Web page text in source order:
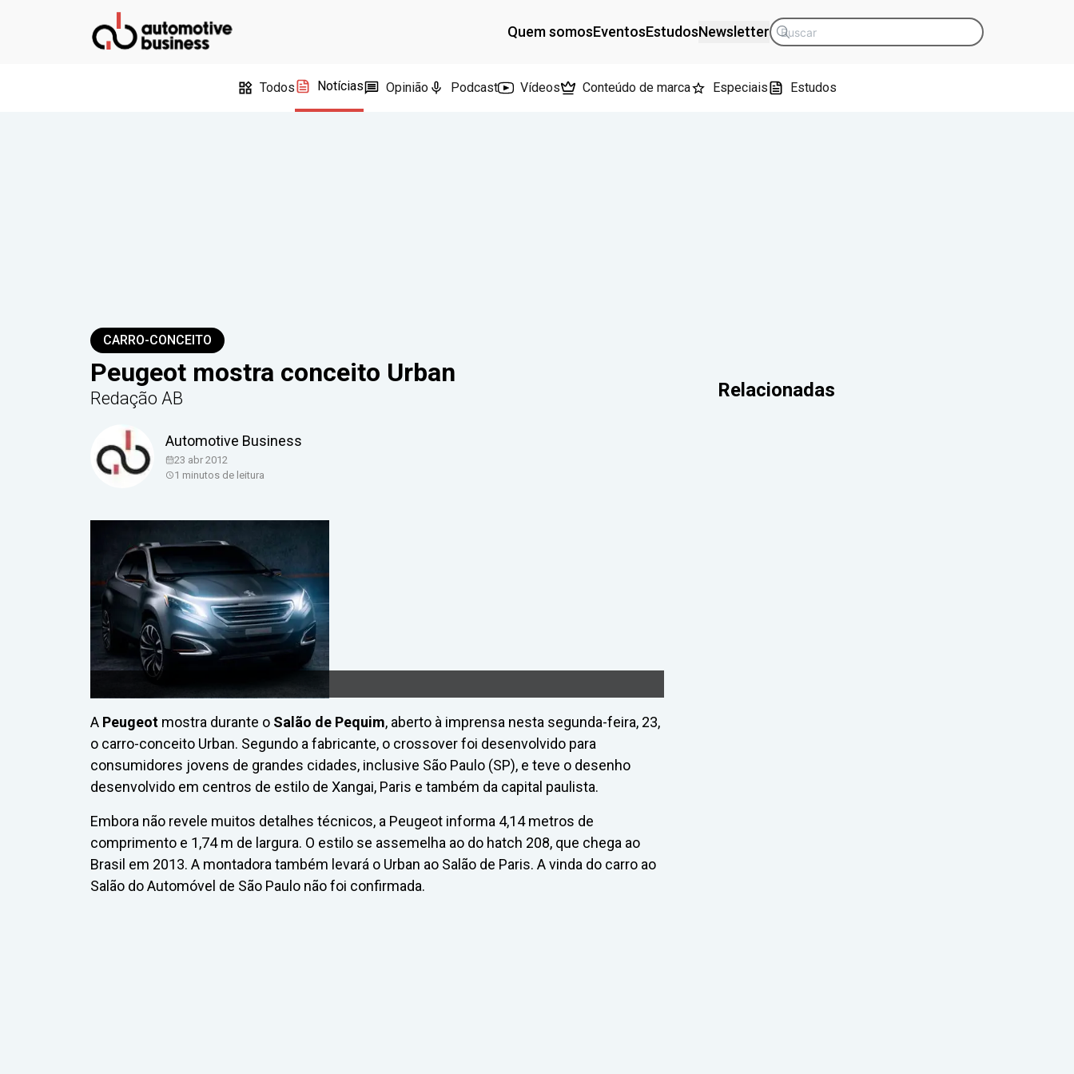
Quem somosEventosEstudosNewsletter
Todos Notícias Opinião Podcast Vídeos Conteúdo de marca Especiais Estudos
CARRO-CONCEITO
Peugeot mostra conceito Urban
Redação AB
Automotive Business
23 abr 2012
1 minutos de leitura
A Peugeot mostra durante o Salão de Pequim, aberto à imprensa nesta segunda-feira, 23,
o carro-conceito Urban. Segundo a fabricante, o crossover foi desenvolvido para
consumidores jovens de grandes cidades, inclusive São Paulo (SP), e teve o desenho
desenvolvido em centros de estilo de Xangai, Paris e também da capital paulista.
Embora não revele muitos detalhes técnicos, a Peugeot informa 4,14 metros de
comprimento e 1,74 m de largura. O estilo se assemelha ao do hatch 208, que chega ao
Brasil em 2013. A montadora também levará o Urban ao Salão de Paris. A vinda do carro ao
Salão do Automóvel de São Paulo não foi confirmada.
Relacionadas